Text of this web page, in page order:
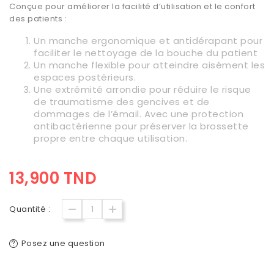
Conçue pour améliorer la facilité d’utilisation et le confort
des patients :
Un manche ergonomique et antidérapant pour
faciliter le nettoyage de la bouche du patient
Un manche flexible pour atteindre aisément les
espaces postérieurs.
Une extrémité arrondie pour réduire le risque
de traumatisme des gencives et de
dommages de l’émail. Avec une protection
antibactérienne pour préserver la brossette
propre entre chaque utilisation.
13,900 TND
Quantité :
Posez une question